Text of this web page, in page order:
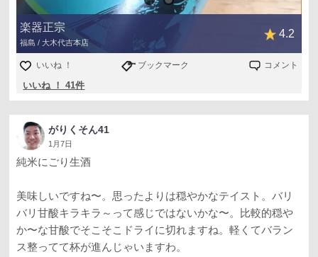
楽器正宗
福島 / 大木代吉本店
4.2
いいね ！ ブックマーク コメント
いいね ！ 41件
がりくそん41
1月7日
純米にごり生酒
美味しいですね〜。思ったよりは穏やかなテイスト。バリ
バリ甘酸キラキラ～って感じではないかな〜。比較的穏や
か〜な甘酸でそこそこドライに切れますね。軽くてバラン
ス整ってて杯が進んじゃいますわ。